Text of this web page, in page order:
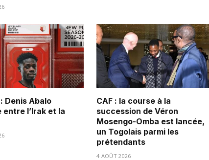
Denis Abalo
l’Irak et la
CAF : la course à la
succession de Véron
Mosengo-Omba est lancée,
un Togolais parmi les
prétendants
4 AOÛT 2026